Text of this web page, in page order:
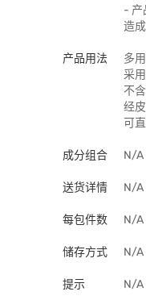
- 产
造
产品用法
多
采
不
经
可
成分组合 N/A
送货详情 N/A
每包件数 N/A
储存方式 N/A
提示 N/A